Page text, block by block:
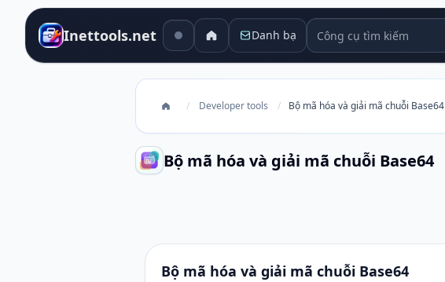
Inettools.net Danh bạ Công cụ tìm kiếm
/ Developer tools / Bộ mã hóa và giải mã chuỗi Base64
Bộ mã hóa và giải mã chuỗi Base64
Bộ mã hóa và giải mã chuỗi Base64